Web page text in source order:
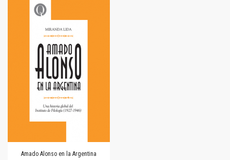
Amado Alonso en la Argentina